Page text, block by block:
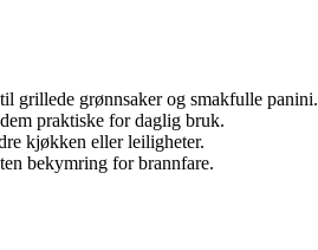
grillede grønnsaker og smakfulle panini.
praktiske for daglig bruk.
kjøkken eller leiligheter.
bekymring for brannfare.